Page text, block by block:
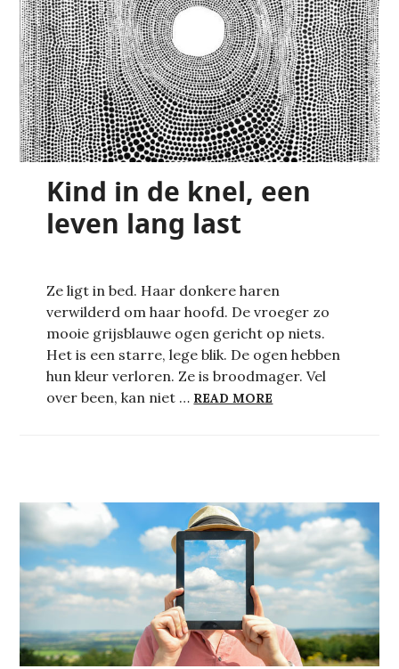
Kind in de knel, een
leven lang last
Ze ligt in bed. Haar donkere haren
verwilderd om haar hoofd. De vroeger zo
mooie grijsblauwe ogen gericht op niets.
Het is een starre, lege blik. De ogen hebben
hun kleur verloren. Ze is broodmager. Vel
over been, kan niet … READ MORE